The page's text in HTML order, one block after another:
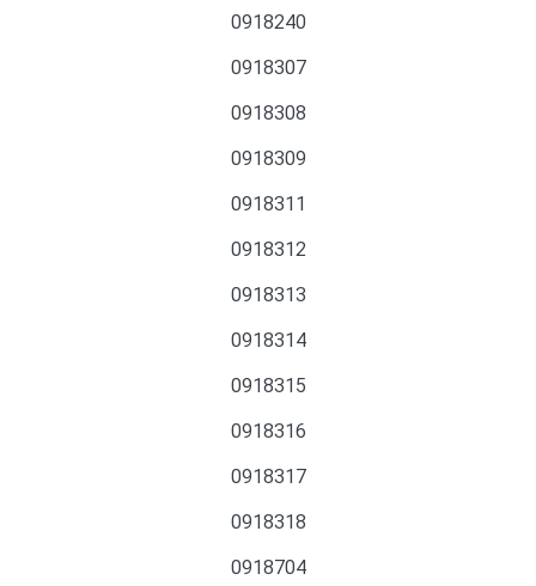
0918240
0918307
0918308
0918309
0918311
0918312
0918313
0918314
0918315
0918316
0918317
0918318
0918704